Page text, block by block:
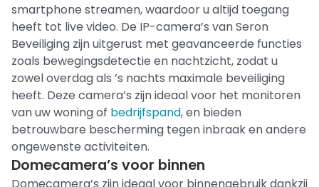
smartphone streamen, waardoor u altijd toegang
heeft tot live video. De IP-camera’s van Seron
Beveiliging zijn uitgerust met geavanceerde functies
zoals bewegingsdetectie en nachtzicht, zodat u
zowel overdag als ’s nachts maximale beveiliging
heeft. Deze camera’s zijn ideaal voor het monitoren
van uw woning of bedrijfspand, en bieden
betrouwbare bescherming tegen inbraak en andere
ongewenste activiteiten.
Domecamera’s voor binnen
Domecamera’s zijn ideaal voor binnengebruik dankzij